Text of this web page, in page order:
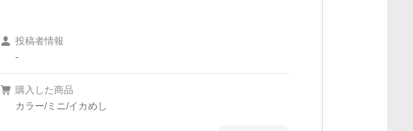
投稿者情報
-
購入した商品
カラー/ミニ/イカめし